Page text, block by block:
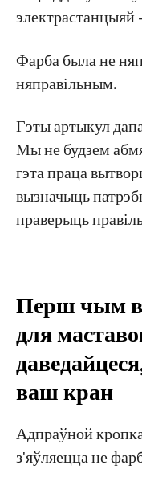
Асаблівыя
тэмпература,
Як праверыць,
пяціэтапны
закупак
Крок 1:
Крок 2:
Крок 3:
Крок 5:
ацэнка з
Што мы зрабілі
FAQ
электрастанцыяй
Фарба была не
няправільным.
Гэты артыкул
Мы не будзем
гэта праца
вызначыць
праверыць
Перш чым
для
ваш кран
Адпраўной
з'яўляецца не